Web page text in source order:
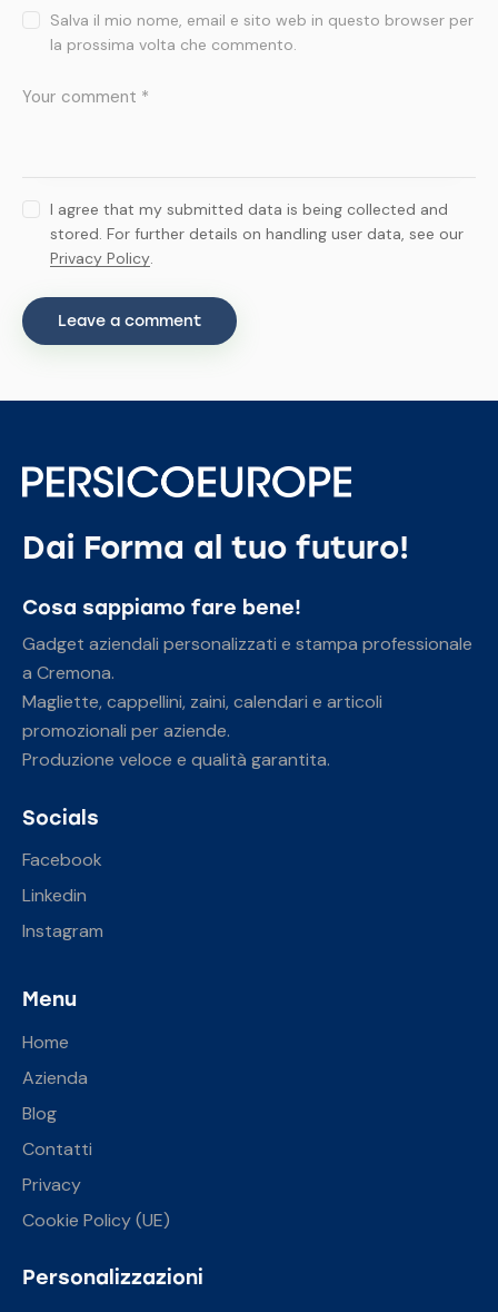
Salva il mio nome, email e sito web in questo browser per
la prossima volta che commento.
I agree that my submitted data is being collected and
stored. For further details on handling user data, see our
Privacy Policy.
Dai Forma al tuo futuro!
Cosa sappiamo fare bene!
Gadget aziendali personalizzati e stampa professionale
a Cremona.
Magliette, cappellini, zaini, calendari e articoli
promozionali per aziende.
Produzione veloce e qualità garantita.
Socials
Facebook
Linkedin
Instagram
Menu
Home
Azienda
Blog
Contatti
Privacy
Cookie Policy (UE)
Personalizzazioni